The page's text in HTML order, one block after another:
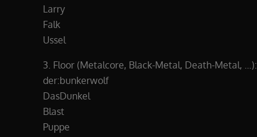
Larry
Falk
Ussel
3. Floor (Metalcore, Black-Metal, Death-Metal, …):
der:bunkerwolf
DasDunkel
Blast
Puppe